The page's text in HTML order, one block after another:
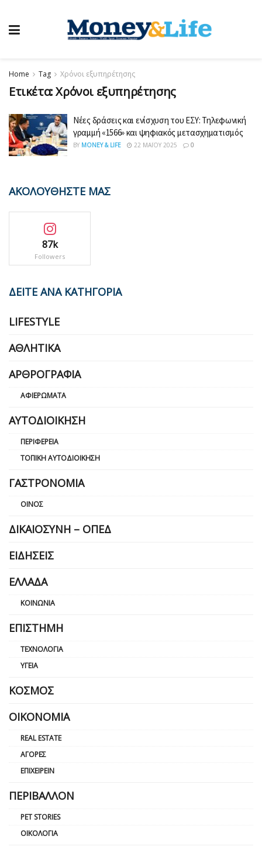
Home Tag Χρόνοι εξυπηρέτησης
Ετικέτα:Χρόνοι εξυπηρέτησης
Νέες δράσεις και ενίσχυση του ΕΣΥ: Τηλεφωνική
γραμμή «1566» και ψηφιακός μετασχηματισμός
BY MONEY & LIFE 22 ΜΑΪ́ΟΥ 2025 0
ΑΚΟΛΟΥΘΗΣΤΕ ΜΑΣ
87k
Followers
ΔΕΙΤΕ ΑΝΑ ΚΑΤΗΓΟΡΙΑ
LIFESTYLE
ΑΘΛΗΤΙΚΆ
ΑΡΘΡΟΓΡΑΦΊΑ
ΑΦΙΕΡΏΜΑΤΑ
ΑΥΤΟΔΙΟΊΚΗΣΗ
ΠΕΡΙΦΈΡΕΙΑ
ΤΟΠΙΚΉ ΑΥΤΟΔΙΟΊΚΗΣΗ
ΓΑΣΤΡΟΝΟΜΊΑ
ΟΊΝΟΣ
ΔΙΚΑΙΟΣΎΝΗ – ΟΠΕΔ
ΕΙΔΉΣΕΙΣ
ΕΛΛΆΔΑ
ΚΟΙΝΩΝΊΑ
ΕΠΙΣΤΉΜΗ
ΤΕΧΝΟΛΟΓΊΑ
ΥΓΕΊΑ
ΚΌΣΜΟΣ
ΟΙΚΟΝΟΜΊΑ
REAL ESTATE
ΑΓΟΡΈΣ
ΕΠΙΧΕΙΡΕΊΝ
ΠΕΡΙΒΆΛΛΟΝ
PET STORIES
ΟΙΚΟΛΟΓΊΑ